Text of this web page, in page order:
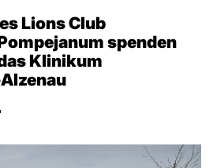
Lions Club
spenden
Klinikum